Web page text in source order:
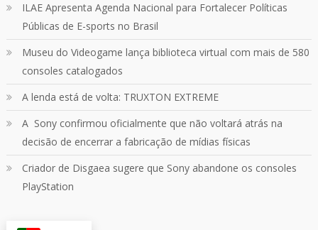
Quebrando o Controle
Confira em nosso site o mais recente REVIEW de
Skull & Bones.
Mais em:
https://buff.ly/3yPhDN2
Carregar mais
ILAE Apresenta Agenda Nacional para Fortalecer Políticas
Públicas de E-sports no Brasil
Museu do Videogame lança biblioteca virtual com mais de 580
consoles catalogados
A lenda está de volta: TRUXTON EXTREME
A Sony confirmou oficialmente que não voltará atrás na
decisão de encerrar a fabricação de mídias físicas
Criador de Disgaea sugere que Sony abandone os consoles
PlayStation